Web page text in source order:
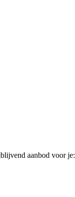
aanbod voor je: